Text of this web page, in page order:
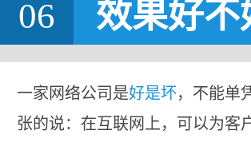
06 效果好不
一家网络公司是好是坏，不能单
张的说：在互联网上，可以为客